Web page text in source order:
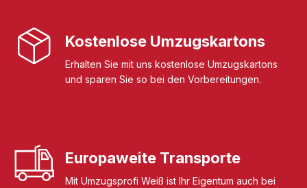
Kostenlose Umzugskartons
Erhalten Sie mit uns kostenlose Umzugskartons
und sparen Sie so bei den Vorbereitungen.
Europaweite Transporte
Mit Umzugsprofi Weiß ist Ihr Eigentum auch bei